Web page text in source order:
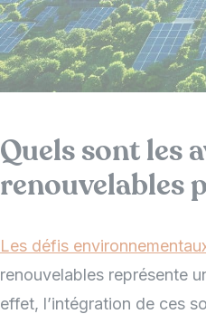
Quels sont les
renouvelables
Les défis
renouvelables représente
effet, l’intégration de ces